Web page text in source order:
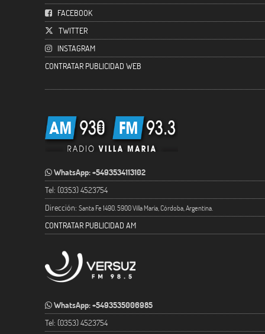
FACEBOOK
TWITTER
INSTAGRAM
CONTRATAR PUBLICIDAD WEB
WhatsApp: +5493534113102
Tel: (0353) 4523754
Dirección: Santa Fe 1490. 5900 Villa María, Córdoba, Argentina.
CONTRATAR PUBLICIDAD AM
WhatsApp: +5493535006985
Tel: (0353) 4523754